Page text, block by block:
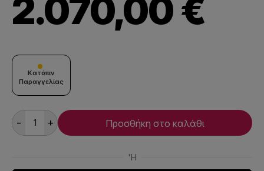
2.070,00 €
Κατόπιν
Παραγγελίας
- + Προσθήκη στο καλάθι